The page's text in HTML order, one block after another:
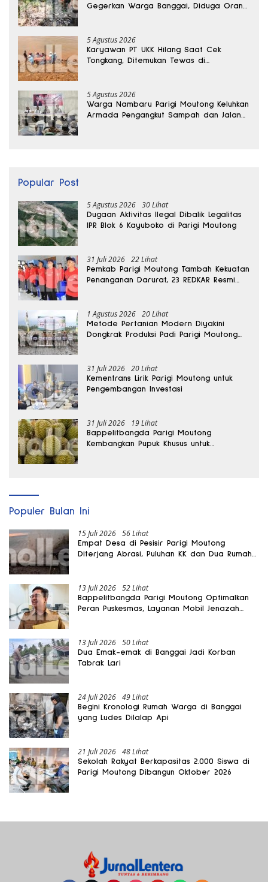
Gegerkan Warga Banggai, Diduga Orang
5 Agustus 2026
Karyawan PT UKK Hilang Saat Cek
Tongkang, Ditemukan Tewas di
5 Agustus 2026
Warga Nambaru Parigi Moutong Keluhkan
Armada Pengangkut Sampah dan Jalan
Popular Post
5 Agustus 2026 30 Lihat
Dugaan Aktivitas Ilegal Dibalik Legalitas
IPR Blok 6 Kayuboko di Parigi Moutong
31 Juli 2026 22 Lihat
Pemkab Parigi Moutong Tambah Kekuatan
Penanganan Darurat, 23 REDKAR Resmi
1 Agustus 2026 20 Lihat
Metode Pertanian Modern Diyakini
Dongkrak Produksi Padi Parigi Moutong
31 Juli 2026 20 Lihat
Kementrans Lirik Parigi Moutong untuk
Pengembangan Investasi
31 Juli 2026 19 Lihat
Bappelitbangda Parigi Moutong
Kembangkan Pupuk Khusus untuk
Populer Bulan Ini
15 Juli 2026 56 Lihat
Empat Desa di Pesisir Parigi Moutong
Diterjang Abrasi, Puluhan KK dan Dua Rumah
13 Juli 2026 52 Lihat
Bappelitbangda Parigi Moutong Optimalkan
Peran Puskesmas, Layanan Mobil Jenazah
13 Juli 2026 50 Lihat
Dua Emak-emak di Banggai Jadi Korban
Tabrak Lari
24 Juli 2026 49 Lihat
Begini Kronologi Rumah Warga di Banggai
yang Ludes Dilalap Api
21 Juli 2026 48 Lihat
Sekolah Rakyat Berkapasitas 2.000 Siswa di
Parigi Moutong Dibangun Oktober 2026